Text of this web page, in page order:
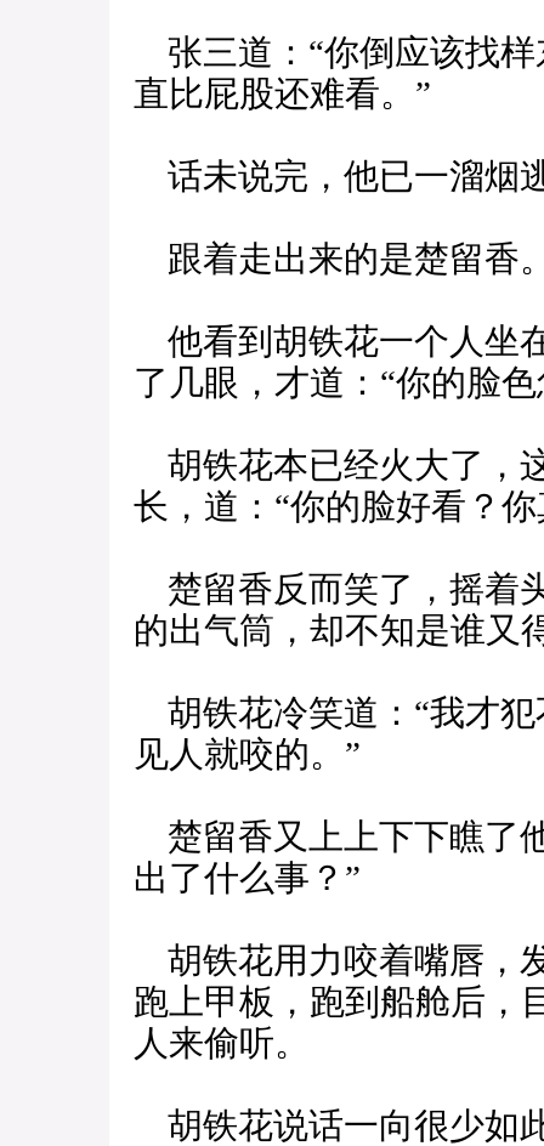
张三道：“你倒应该找
直比屁股还难看。”
话未说完，他已一溜烟
跟着走出来的是楚留香
他看到胡铁花一个人坐
了几眼，才道：“你的脸
胡铁花本已经火大了，
长，道：“你的脸好看？
楚留香反而笑了，摇着
的出气筒，却不知是谁又
胡铁花冷笑道：“我才
见人就咬的。”
楚留香又上上下下瞧了
出了什么事？”
胡铁花用力咬着嘴唇，
跑上甲板，跑到船舱后，
人来偷听。
胡铁花说话一向很少如